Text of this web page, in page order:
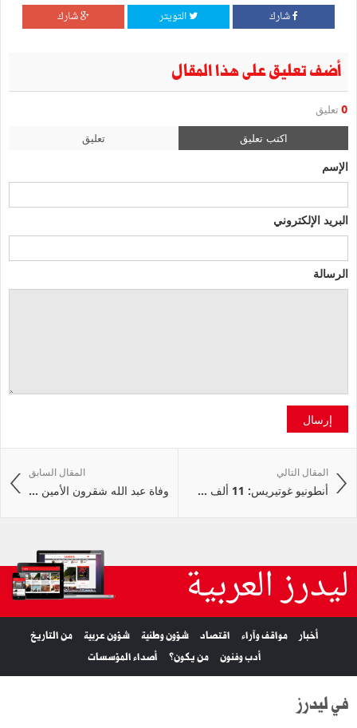
شارك التويتر شارك
أضف تعليق على هذا المقال
0 تعليق
اكتب تعليق تعليق
الإسم
البريد الإلكتروني
الرسالة
إرسال
المقال السابق
وفاة عبد الله شقرون الأمين ...
المقال التالي
أنطونيو غوتيريس: 11 ألف ...
ليدرز العربية
أخبار مواقف وآراء اقتصاد شؤون وطنية شؤون عربية
من التاريخ
أدب وفنون
من يكون؟ أصداء المؤسسات
في ليدرز